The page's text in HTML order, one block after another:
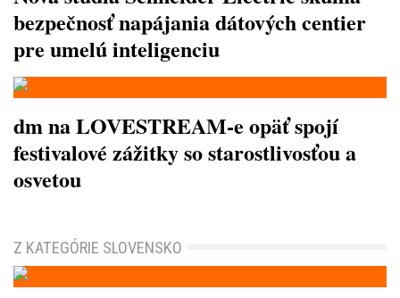
bezpečnosť napájania dátových centier
pre umelú inteligenciu
dm na LOVESTREAM-e opäť spojí
festivalové zážitky so starostlivosťou a
osvetou
Z KATEGÓRIE SLOVENSKO